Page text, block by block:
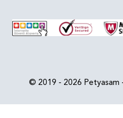
© 2019 - 2026 Petyasam -